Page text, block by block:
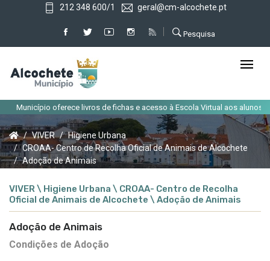
212 348 600/1 geral@cm-alcochete.pt
Pesquisa
Município oferece livros de fichas e acesso à Escola Virtual aos alunos do
VIVER
Higiene Urbana
CROAA- Centro de Recolha Oficial de Animais de Alcochete
Adoção de Animais
VIVER \ Higiene Urbana \ CROAA- Centro de Recolha
Oficial de Animais de Alcochete \ Adoção de Animais
Adoção de Animais
Condições de Adoção